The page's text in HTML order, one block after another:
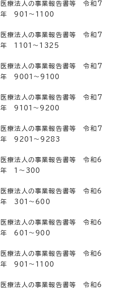
医療法人の事業報告書等 令和7
年 901～1100
医療法人の事業報告書等 令和7
年 1101～1325
医療法人の事業報告書等 令和7
年 9001～9100
医療法人の事業報告書等 令和7
年 9101～9200
医療法人の事業報告書等 令和7
年 9201～9283
医療法人の事業報告書等 令和6
年 1～300
医療法人の事業報告書等 令和6
年 301～600
医療法人の事業報告書等 令和6
年 601～900
医療法人の事業報告書等 令和6
年 901～1100
医療法人の事業報告書等 令和6